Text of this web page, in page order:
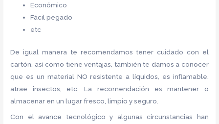
Económico
Fácil pegado
etc
De igual manera te recomendamos tener cuidado con el
cartón, así como tiene ventajas, también te damos a conocer
que es un material NO resistente a líquidos, es inflamable,
atrae insectos, etc. La recomendación es mantener o
almacenar en un lugar fresco, limpio y seguro.
Con el avance tecnológico y algunas circunstancias han